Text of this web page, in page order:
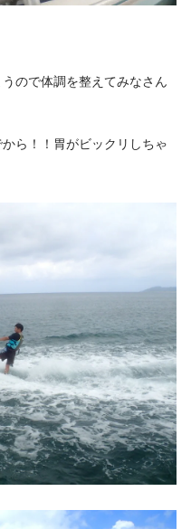
ので体調を整えてみなさん
ら！！胃がビックリしちゃ